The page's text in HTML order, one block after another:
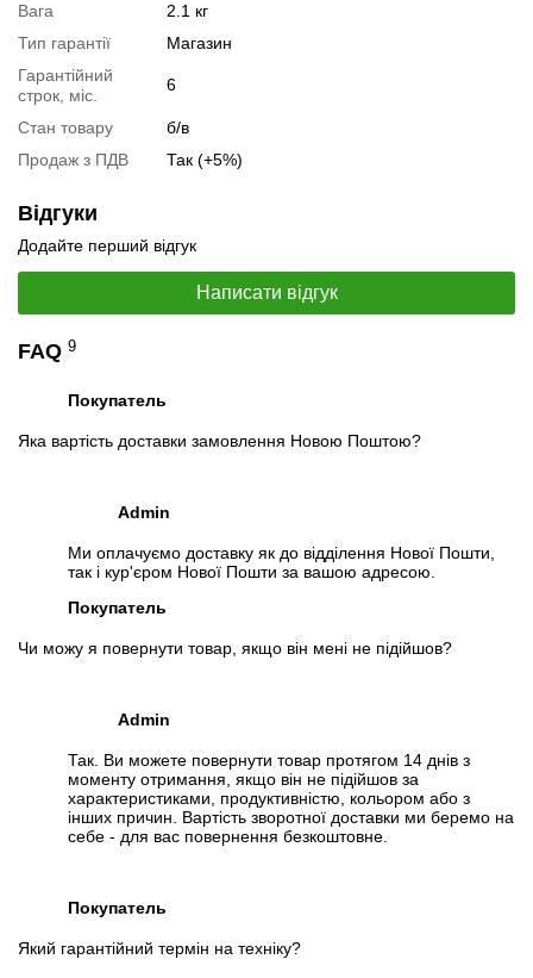
Вага
2.1 кг
Тип гарантії
Магазин
Гарантійний
строк, міс.
6
Стан товару
б/в
Продаж з ПДВ
Так (+5%)
Відгуки
Додайте перший відгук
Написати відгук
FAQ 9
Покупатель
Яка вартість доставки замовлення Новою Поштою?
Admin
Ми оплачуємо доставку як до відділення Нової Пошти,
так і кур'єром Нової Пошти за вашою адресою.
Покупатель
Чи можу я повернути товар, якщо він мені не підійшов?
Admin
Так. Ви можете повернути товар протягом 14 днів з
моменту отримання, якщо він не підійшов за
характеристиками, продуктивністю, кольором або з
інших причин. Вартість зворотної доставки ми беремо на
себе - для вас повернення безкоштовне.
Покупатель
Який гарантійний термін на техніку?